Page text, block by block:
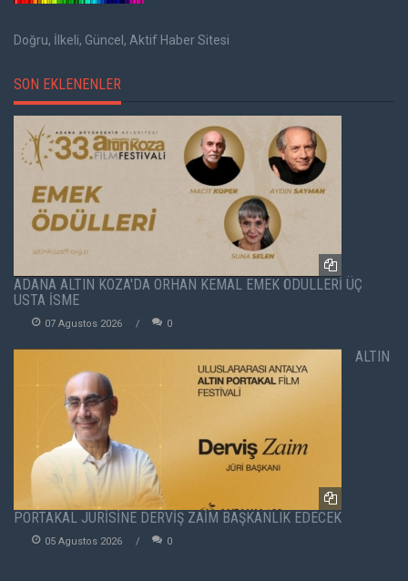
Doğru, İlkeli, Güncel, Aktif Haber Sitesi
SON EKLENENLER
ADANA ALTIN KOZA'DA ORHAN KEMAL EMEK ÖDÜLLERİ ÜÇ
USTA İSME
07 Agustos 2026 0
ALTIN
PORTAKAL JÜRİSİNE DERVİŞ ZAİM BAŞKANLIK EDECEK
05 Agustos 2026 0